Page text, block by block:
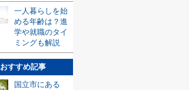
一人暮らしを始
める年齢は？進
学や就職のタイ
ミングも解説
おすすめ記事
国立市にある